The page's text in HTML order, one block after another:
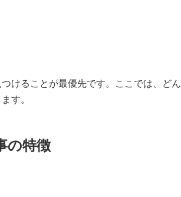
つけることが最優先です。ここでは、どん
す。
の特徴